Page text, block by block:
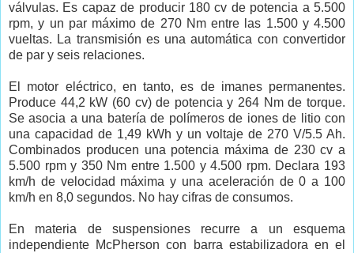
válvulas. Es capaz de producir 180 cv de potencia a 5.500
rpm, y un par máximo de 270 Nm entre las 1.500 y 4.500
vueltas. La transmisión es una automática con convertidor
de par y seis relaciones.
El motor eléctrico, en tanto, es de imanes permanentes.
Produce 44,2 kW (60 cv) de potencia y 264 Nm de torque.
Se asocia a una batería de polímeros de iones de litio con
una capacidad de 1,49 kWh y un voltaje de 270 V/5.5 Ah.
Combinados producen una potencia máxima de 230 cv a
5.500 rpm y 350 Nm entre 1.500 y 4.500 rpm. Declara 193
km/h de velocidad máxima y una aceleración de 0 a 100
km/h en 8,0 segundos. No hay cifras de consumos.
En materia de suspensiones recurre a un esquema
independiente McPherson con barra estabilizadora en el